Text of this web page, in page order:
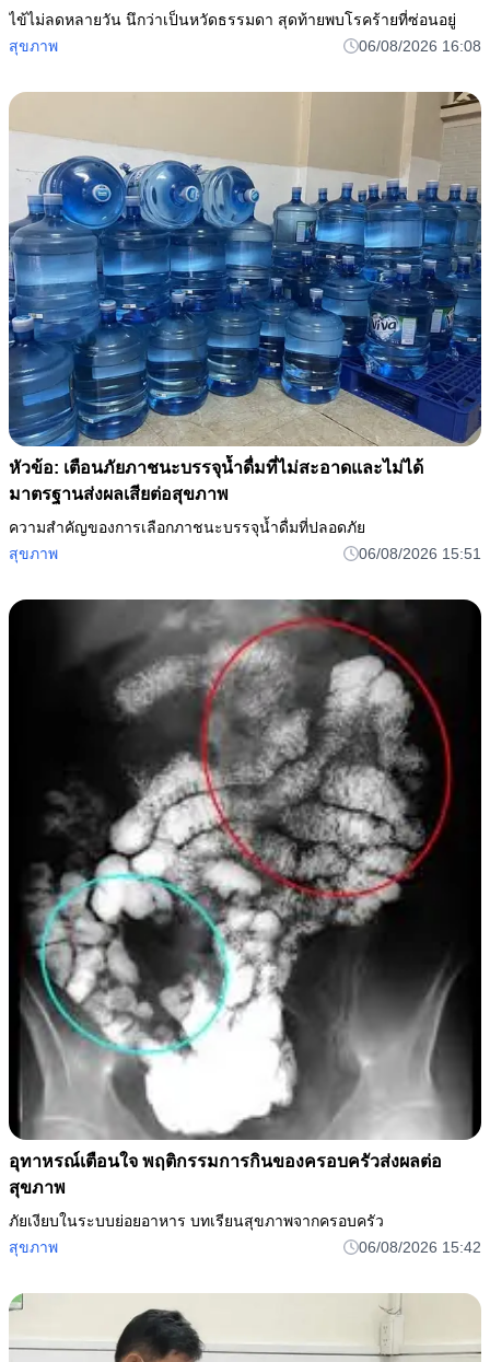
ไข้ไม่ลดหลายวัน นึกว่าเป็นหวัดธรรมดา สุดท้ายพบโรคร้ายที่ซ่อนอยู่
สุขภาพ
06/08/2026 16:08
หัวข้อ: เตือนภัยภาชนะบรรจุน้ำดื่มที่ไม่สะอาดและไม่ได้
มาตรฐานส่งผลเสียต่อสุขภาพ
ความสำคัญของการเลือกภาชนะบรรจุน้ำดื่มที่ปลอดภัย
สุขภาพ
06/08/2026 15:51
อุทาหรณ์เตือนใจ พฤติกรรมการกินของครอบครัวส่งผลต่อ
สุขภาพ
ภัยเงียบในระบบย่อยอาหาร บทเรียนสุขภาพจากครอบครัว
สุขภาพ
06/08/2026 15:42